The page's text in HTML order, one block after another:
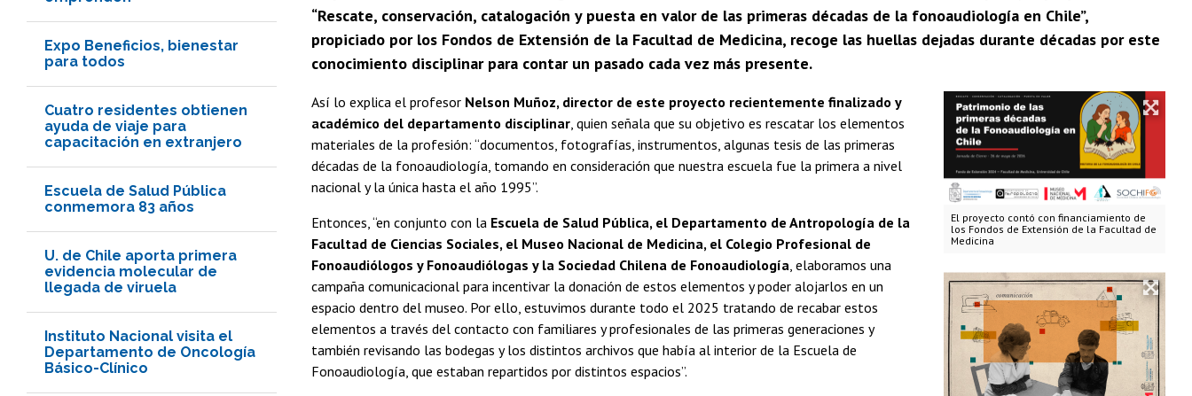
Expo Beneficios, bienestar
para todos
Cuatro residentes obtienen
ayuda de viaje para
capacitación en extranjero
Escuela de Salud Pública
conmemora 83 años
U. de Chile aporta primera
evidencia molecular de
llegada de viruela
Instituto Nacional visita el
Departamento de Oncología
Básico-Clínico
“Rescate, conservación, catalogación y puesta en valor de las primeras décadas de la fonoaudiología en Chile”,
propiciado por los Fondos de Extensión de la Facultad de Medicina, recoge las huellas dejadas durante décadas por este
conocimiento disciplinar para contar un pasado cada vez más presente.
El proyecto contó con financiamiento de
los Fondos de Extensión de la Facultad de
Medicina
Así lo explica el profesor Nelson Muñoz, director de este proyecto recientemente finalizado y
académico del departamento disciplinar , quien señala que su objetivo es rescatar los elementos
materiales de la profesión: “documentos, fotografías, instrumentos, algunas tesis de las primeras
décadas de la fonoaudiología, tomando en consideración que nuestra escuela fue la primera a nivel
nacional y la única hasta el año 1995”.
Entonces, “en conjunto con la Escuela de Salud Pública, el Departamento de Antropología de la
Facultad de Ciencias Sociales, el Museo Nacional de Medicina, el Colegio Profesional de
Fonoaudiólogos y Fonoaudiólogas y la Sociedad Chilena de Fonoaudiología , elaboramos una
campaña comunicacional para incentivar la donación de estos elementos y poder alojarlos en un
espacio dentro del museo. Por ello, estuvimos durante todo el 2025 tratando de recabar estos
elementos a través del contacto con familiares y profesionales de las primeras generaciones y
también revisando las bodegas y los distintos archivos que había al interior de la Escuela de
Fonoaudiología, que estaban repartidos por distintos espacios”.